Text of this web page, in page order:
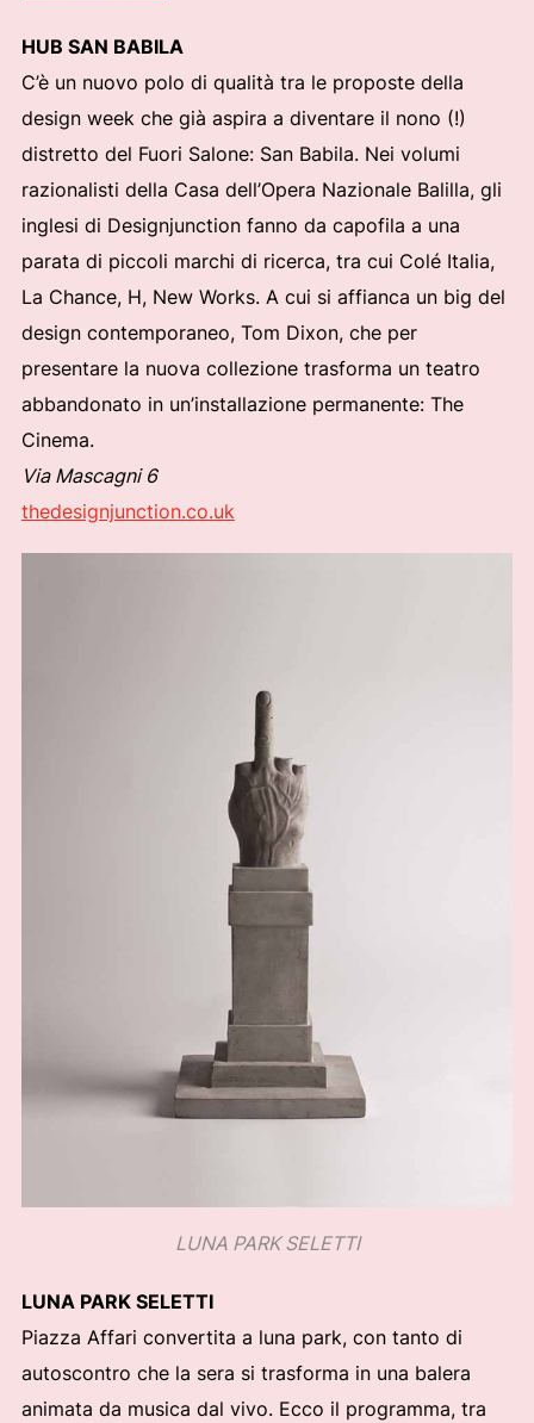
HUB SAN BABILA
C’è un nuovo polo di qualità tra le proposte della
design week che già aspira a diventare il nono (!)
distretto del Fuori Salone: San Babila. Nei volumi
razionalisti della Casa dell’Opera Nazionale Balilla, gli
inglesi di Designjunction fanno da capofila a una
parata di piccoli marchi di ricerca, tra cui Colé Italia,
La Chance, H, New Works. A cui si affianca un big del
design contemporaneo, Tom Dixon, che per
presentare la nuova collezione trasforma un teatro
abbandonato in un’installazione permanente: The
Cinema.
Via Mascagni 6
thedesignjunction.co.uk
LUNA PARK SELETTI
LUNA PARK SELETTI
Piazza Affari convertita a luna park, con tanto di
autoscontro che la sera si trasforma in una balera
animata da musica dal vivo. Ecco il programma, tra